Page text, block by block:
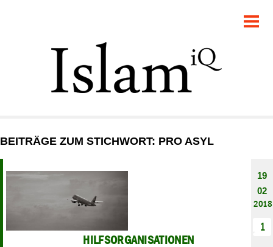
GESELLSCHAFT
STARTSEITE
BEITRÄGE ZUM STICHWORT: PRO ASYL
HILFSORGANISATIONEN
19
02
2018
1